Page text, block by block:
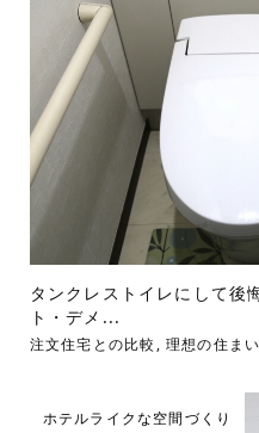
タンクレストイレにして後
ト・デメ...
注文住宅との比較 , 理想の住ま
ホテルライクな空間づくり